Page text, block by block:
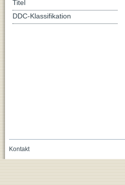
Titel
DDC-Klassifikation
Kontakt